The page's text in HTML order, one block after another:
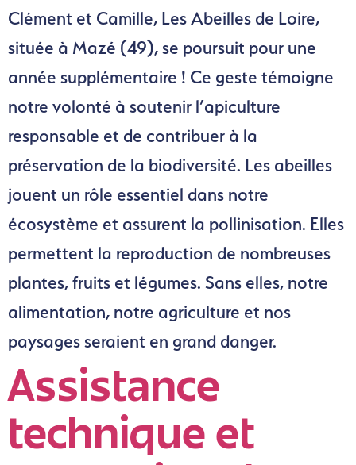
Clément et Camille, Les Abeilles de Loire,
située à Mazé (49), se poursuit pour une
année supplémentaire ! Ce geste témoigne
notre volonté à soutenir l’apiculture
responsable et de contribuer à la
préservation de la biodiversité. Les abeilles
jouent un rôle essentiel dans notre
écosystème et assurent la pollinisation. Elles
permettent la reproduction de nombreuses
plantes, fruits et légumes. Sans elles, notre
alimentation, notre agriculture et nos
paysages seraient en grand danger.
Assistance
technique et